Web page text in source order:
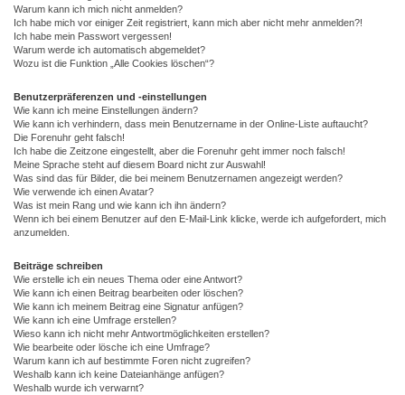
Warum kann ich mich nicht anmelden?
Ich habe mich vor einiger Zeit registriert, kann mich aber nicht mehr anmelden?!
Ich habe mein Passwort vergessen!
Warum werde ich automatisch abgemeldet?
Wozu ist die Funktion „Alle Cookies löschen“?
Benutzerpräferenzen und -einstellungen
Wie kann ich meine Einstellungen ändern?
Wie kann ich verhindern, dass mein Benutzername in der Online-Liste auftaucht?
Die Forenuhr geht falsch!
Ich habe die Zeitzone eingestellt, aber die Forenuhr geht immer noch falsch!
Meine Sprache steht auf diesem Board nicht zur Auswahl!
Was sind das für Bilder, die bei meinem Benutzernamen angezeigt werden?
Wie verwende ich einen Avatar?
Was ist mein Rang und wie kann ich ihn ändern?
Wenn ich bei einem Benutzer auf den E-Mail-Link klicke, werde ich aufgefordert, mich
anzumelden.
Beiträge schreiben
Wie erstelle ich ein neues Thema oder eine Antwort?
Wie kann ich einen Beitrag bearbeiten oder löschen?
Wie kann ich meinem Beitrag eine Signatur anfügen?
Wie kann ich eine Umfrage erstellen?
Wieso kann ich nicht mehr Antwortmöglichkeiten erstellen?
Wie bearbeite oder lösche ich eine Umfrage?
Warum kann ich auf bestimmte Foren nicht zugreifen?
Weshalb kann ich keine Dateianhänge anfügen?
Weshalb wurde ich verwarnt?